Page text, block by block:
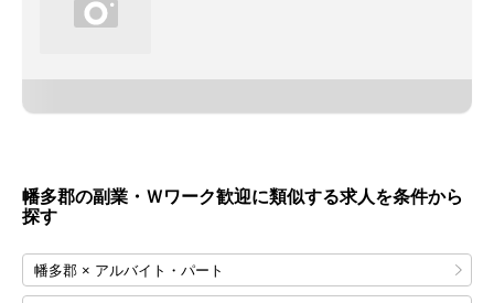
幡多郡の副業・Ｗワーク歓迎に類似する求人を条件から
探す
幡多郡 × アルバイト・パート